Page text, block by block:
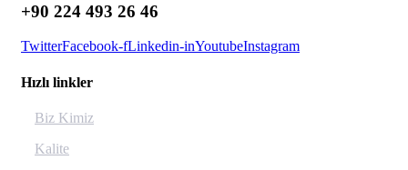
+90 224 493 26 46
TwitterFacebook-fLinkedin-inYoutubeInstagram
Hızlı linkler
Biz Kimiz
Kalite